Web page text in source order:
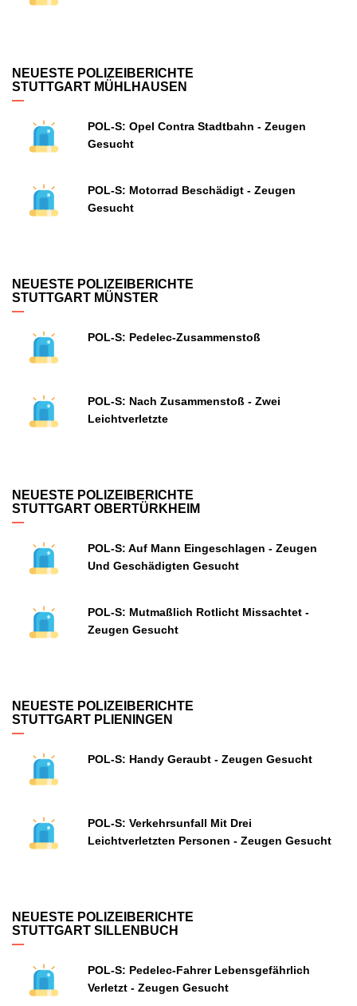
NEUESTE POLIZEIBERICHTE
STUTTGART MÜHLHAUSEN
POL-S: Opel Contra Stadtbahn - Zeugen
Gesucht
POL-S: Motorrad Beschädigt - Zeugen
Gesucht
NEUESTE POLIZEIBERICHTE
STUTTGART MÜNSTER
POL-S: Pedelec-Zusammenstoß
POL-S: Nach Zusammenstoß - Zwei
Leichtverletzte
NEUESTE POLIZEIBERICHTE
STUTTGART OBERTÜRKHEIM
POL-S: Auf Mann Eingeschlagen - Zeugen
Und Geschädigten Gesucht
POL-S: Mutmaßlich Rotlicht Missachtet -
Zeugen Gesucht
NEUESTE POLIZEIBERICHTE
STUTTGART PLIENINGEN
POL-S: Handy Geraubt - Zeugen Gesucht
POL-S: Verkehrsunfall Mit Drei
Leichtverletzten Personen - Zeugen Gesucht
NEUESTE POLIZEIBERICHTE
STUTTGART SILLENBUCH
POL-S: Pedelec-Fahrer Lebensgefährlich
Verletzt - Zeugen Gesucht